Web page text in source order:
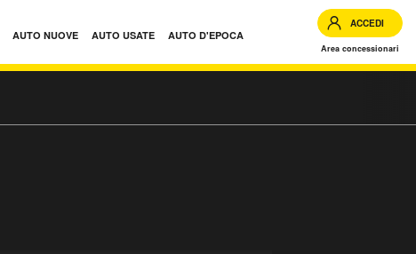
AUTO NUOVE AUTO USATE AUTO D'EPOCA
ACCEDI
Area concessionari